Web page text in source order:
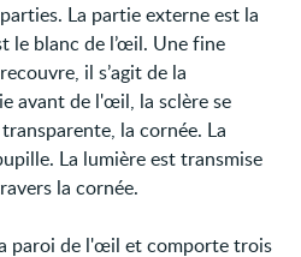
La partie externe est la
le blanc de l’œil. Une fine
il s’agit de la
avant de l'œil, la sclère se
la cornée. La
La lumière est transmise
la cornée.
paroi de l'œil et comporte trois